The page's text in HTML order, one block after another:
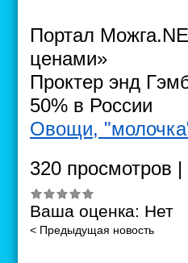
Портал
ценами»
Проктер энд
50% в России
Овощи,
320 просмотров
Ваша оценка: Нет
< Предыдущая новость